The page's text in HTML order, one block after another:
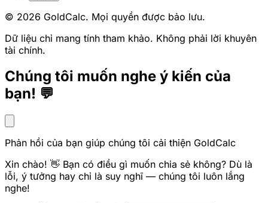
© 2026 GoldCalc. Mọi quyền được bảo lưu.
Dữ liệu chỉ mang tính tham khảo. Không phải lời khuyên
tài chính.
Chúng tôi muốn nghe ý kiến của
bạn! 💬
Phản hồi của bạn giúp chúng tôi cải thiện GoldCalc
Xin chào! 👋 Bạn có điều gì muốn chia sẻ không? Dù là
lỗi, ý tưởng hay chỉ là suy nghĩ — chúng tôi luôn lắng
nghe!